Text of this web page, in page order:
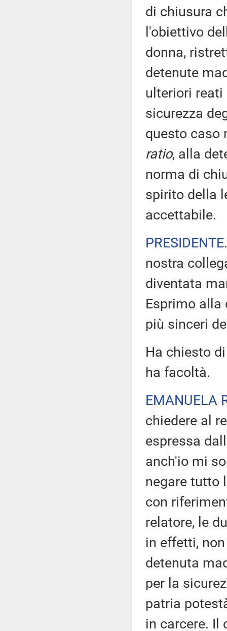
di chiusura
l'obiettivo
donna,
detenute
ulteriori reati
sicurezza
questo caso
ratio, alla
norma di
spirito della
accettabile.
PRESIDENTE
nostra
diventata
Esprimo alla
più sinceri
Ha chiesto
ha facoltà.
EMANUELA
chiedere al
espressa
anch'io mi
negare tutto
con
relatore, le
in effetti,
detenuta
per la
patria
in carcere. Il